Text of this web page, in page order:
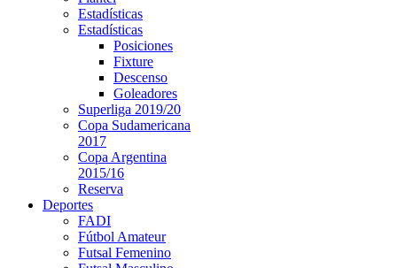
Estadísticas
Estadísticas
Posiciones
Fixture
Descenso
Goleadores
Superliga 2019/20
Copa Sudamericana
2017
Copa Argentina
2015/16
Reserva
Deportes
FADI
Fútbol Amateur
Futsal Femenino